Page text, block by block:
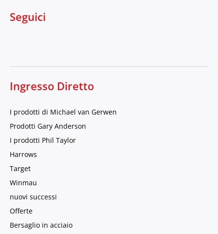
Seguici
Ingresso Diretto
I prodotti di Michael van Gerwen
Prodotti Gary Anderson
I prodotti Phil Taylor
Harrows
Target
Winmau
nuovi successi
Offerte
Bersaglio in acciaio